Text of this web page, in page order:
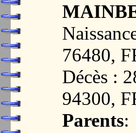
76480,
Décès :
94300,
Parents: